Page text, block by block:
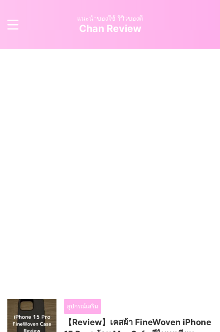
แนะนำของใช้ รีวิวของดี
Chan Review
อุปกรณ์เสริม
【Review】เคสผ้า FineWoven iPhone